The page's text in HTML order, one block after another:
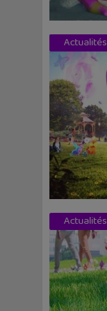
Actualités
Actualités